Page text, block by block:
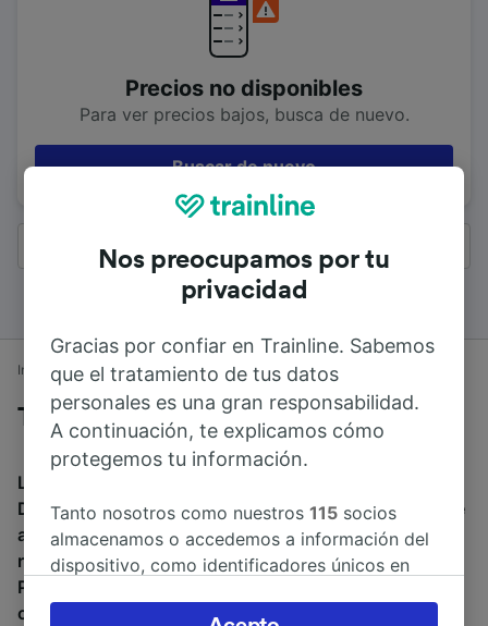
Precios no disponibles
Para ver precios bajos, busca de nuevo.
Buscar de nuevo
Inicio Horarios de trenes Newcastle a Darlington
Trenes desde Newcastle a Darlington
La duración media de viaje en tren entre Newcastle y
Darlington es de 33min. El tren más veloz de Newcastle
a Darlington dura 27min. Alrededor de 92 trenes al día
recorren los 50 km que separan ambas ciudades.
Puedes reservar tu billete a partir de 5,26 € al reservar
con antelación.
Nos preocupamos por tu
privacidad
Gracias por confiar en Trainline. Sabemos
que el tratamiento de tus datos
personales es una gran responsabilidad.
A continuación, te explicamos cómo
protegemos tu información.
Tanto nosotros como nuestros115 socios
almacenamos o accedemos a información del
dispositivo, como identificadores únicos en
Puedes aceptar o administrar tus preferencias